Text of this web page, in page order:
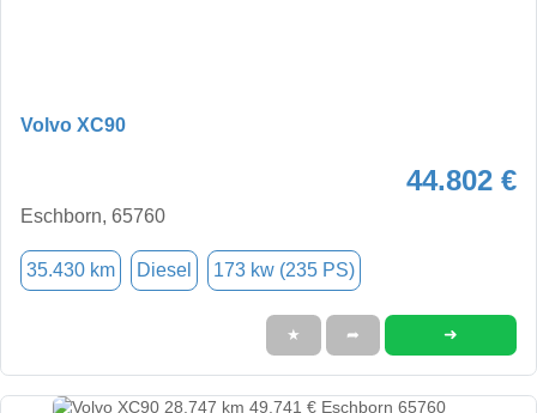
Volvo XC90
44.802 €
Eschborn, 65760
35.430 km Diesel 173 kw (235 PS)
★ ➦ ➜